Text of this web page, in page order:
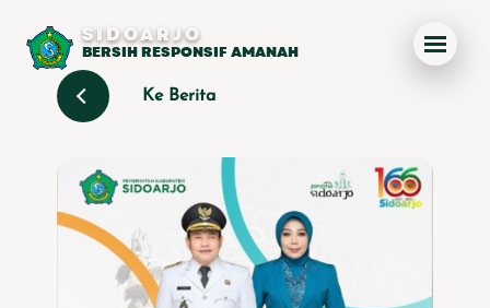
SIDOARJO
BERSIH RESPONSIF AMANAH
Ke Berita